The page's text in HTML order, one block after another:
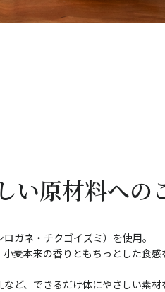
い原材料への
ガネ・チクゴイズミ）を使用。
麦本来の香りともちっとした食感
ど、できるだけ体にやさしい素材